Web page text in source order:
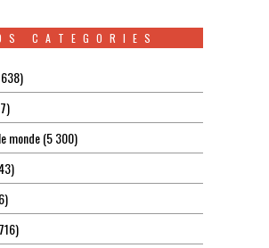
CATEGORIES
638)
monde(5 300)